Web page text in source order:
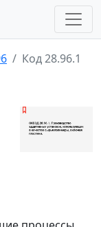
Код 28.96.1